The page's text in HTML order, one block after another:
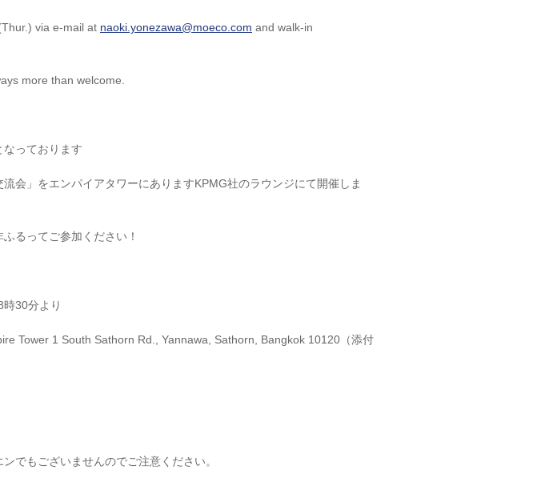
via e-mail at naoki.yonezawa@moeco.com and walk-in
more than welcome.
っております
会」をエンパイアタワーにありますKPMG社のラウンジにて開催しま
るってご参加ください！
30分より
Tower 1 South Sathorn Rd., Yannawa, Sathorn, Bangkok 10120（添付
でもございませんのでご注意ください。